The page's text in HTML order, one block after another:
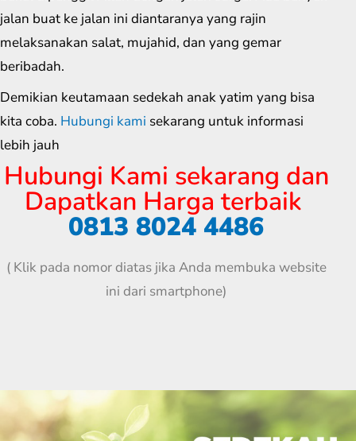
jalan buat ke jalan ini diantaranya yang rajin
melaksanakan salat, mujahid, dan yang gemar
beribadah.
Demikian keutamaan sedekah anak yatim yang bisa
kita coba. Hubungi kami sekarang untuk informasi
lebih jauh
Hubungi Kami sekarang dan
Dapatkan Harga terbaik
0813 8024 4486
( Klik pada nomor diatas jika Anda membuka website
ini dari smartphone)